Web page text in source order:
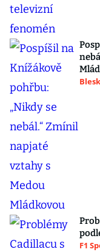
F1